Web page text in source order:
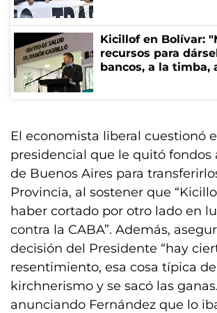
Kicillof en Bolívar:
recursos para
bancos, a la timba,
El economista liberal cuestionó
presidencial que le quitó fondos
de Buenos Aires para
Provincia, al sostener que
haber cortado por otro lado en
contra la CABA”. Además,
decisión del Presidente “hay
resentimiento, esa cosa típica
kirchnerismo y se sacó las
anunciando Fernández que lo